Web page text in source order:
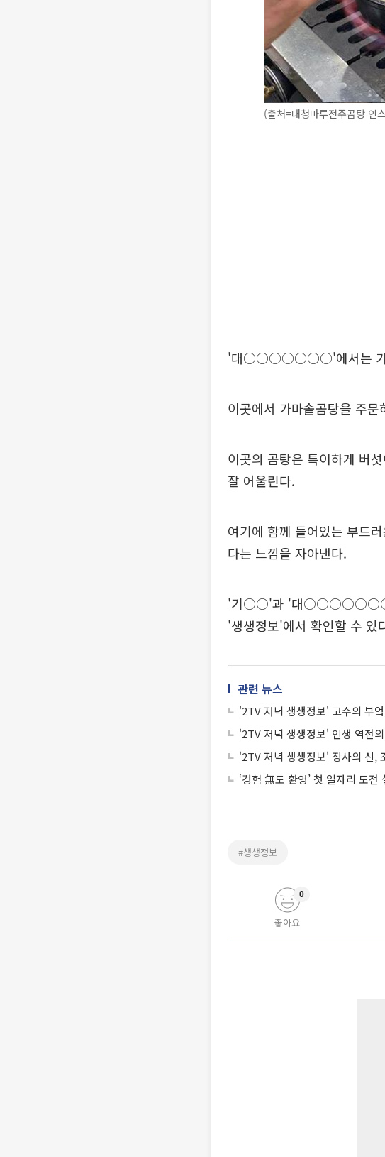
(출처=대청마루전주곰탕 인
'대○○○○○○○'에서는 가마
이곳에서 가마솥곰탕을 주
이곳의 곰탕은 특이하게 버
잘 어울린다.
여기에 함께 들어있는 부드
다는 느낌을 자아낸다.
'기○○'과 '대○○○○○○○'의
'생생정보'에서 확인할 수 있
관련 뉴스
'2TV 저녁 생생정보' 인생
‘경험 無도 환영’ 첫 일자리 도전
#생생정보
좋아요
0